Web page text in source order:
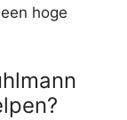
hoge